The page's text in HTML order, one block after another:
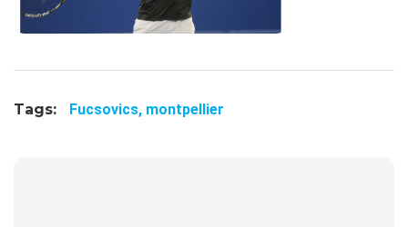
Tags: Fucsovics, montpellier